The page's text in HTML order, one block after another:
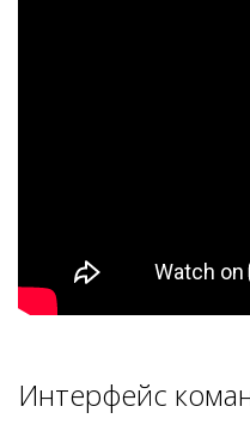
Интерфейс